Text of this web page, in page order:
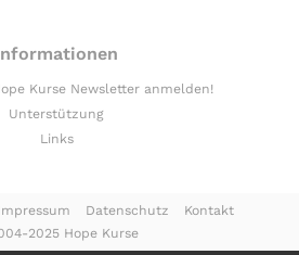
Kurse Newsletter anmelden!
Unterstützung
Links
2025 Hope Kurse
Datenschutz Kontakt